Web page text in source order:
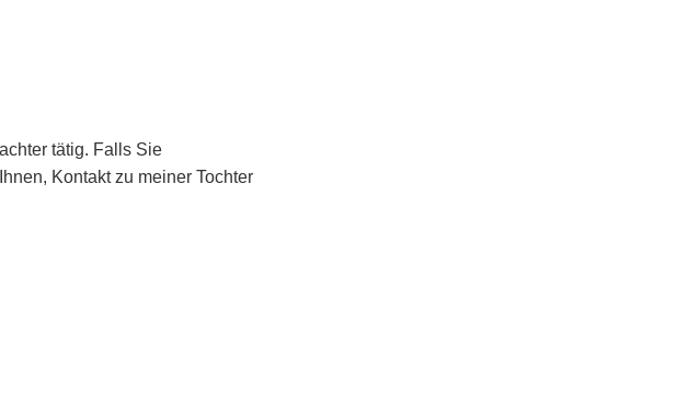
tätig. Falls Sie
Kontakt zu meiner Tochter